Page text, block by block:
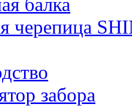
черепица
забора